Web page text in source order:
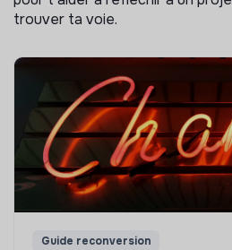
trouver ta voie.
Guide reconversion